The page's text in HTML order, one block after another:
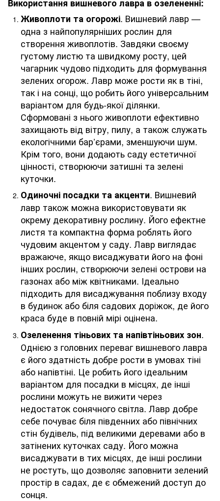
Використання вишневого лавра в озелененні:
Живоплоти та огорожі. Вишневий лавр —
одна з найпопулярніших рослин для
створення живоплотів. Завдяки своєму
густому листю та швидкому росту, цей
чагарник чудово підходить для формування
зелених огорож. Лавр може рости як в тіні,
так і на сонці, що робить його універсальним
варіантом для будь-якої ділянки.
Сформовані з нього живоплоти ефективно
захищають від вітру, пилу, а також служать
екологічними бар’єрами, зменшуючи шум.
Крім того, вони додають саду естетичної
цінності, створюючи затишні та зелені
куточки.
Одиночні посадки та акценти. Вишневий
лавр також можна використовувати як
окрему декоративну рослину. Його ефектне
листя та компактна форма роблять його
чудовим акцентом у саду. Лавр виглядає
вражаюче, якщо висаджувати його на фоні
інших рослин, створюючи зелені острови на
газонах або між квітниками. Ідеально
підходить для висаджування поблизу входу
в будинок або біля садових доріжок, де його
краса буде в повній мірі оцінена.
Озеленення тіньових та напівтіньових зон.
Однією з головних переваг вишневого лавра
є його здатність добре рости в умовах тіні
або напівтіні. Це робить його ідеальним
варіантом для посадки в місцях, де інші
рослини можуть не вижити через
недостаток сонячного світла. Лавр добре
себе почуває біля південних або північних
стін будівель, під великими деревами або в
затінених куточках саду. Його можна
висаджувати в тих місцях, де інші рослини
не ростуть, що дозволяє заповнити зелений
простір в садах, де є обмежений доступ до
сонця.